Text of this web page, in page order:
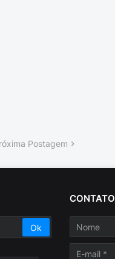
Postagem
CONTATO